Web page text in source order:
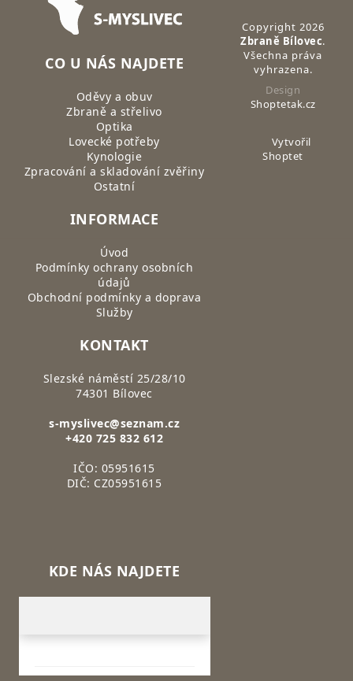
CO U NÁS NAJDETE
Oděvy a obuv
Zbraně a střelivo
Optika
Lovecké potřeby
Kynologie
Zpracování a skladování zvěřiny
Ostatní
INFORMACE
Úvod
Podmínky ochrany osobních
údajů
Obchodní podmínky a doprava
Služby
KONTAKT
Slezské náměstí 25/28/10
74301 Bílovec
s-myslivec@seznam.cz
+420 725 832 612
IČO: 05951615
DIČ: CZ05951615
KDE NÁS NAJDETE
Copyright 2026
Zbraně Bílovec.
Všechna práva
vyhrazena.
Design
Shoptetak.cz
Vytvořil
Shoptet